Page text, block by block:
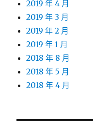
2019 年 4 月
2019 年 3 月
2019 年 2 月
2019 年 1 月
2018 年 8 月
2018 年 5 月
2018 年 4 月